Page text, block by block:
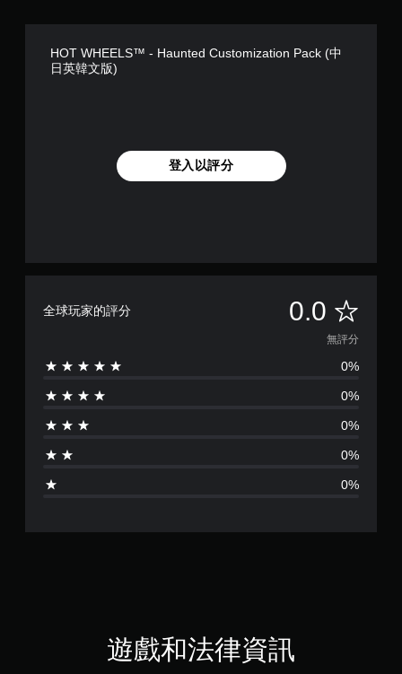
HOT WHEELS™ - Haunted Customization Pack (中
日英韓文版)
登入以評分
全球玩家的評分 0.0 無
評
分
無評分
0%
0%
0%
0%
0%
遊戲和法律資訊